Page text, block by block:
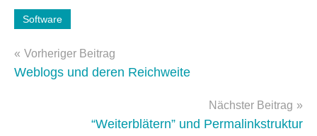
Software
Beitragsnavigation
Vorheriger Beitrag
Weblogs und deren Reichweite
Nächster Beitrag
“Weiterblätern” und Permalinkstruktur